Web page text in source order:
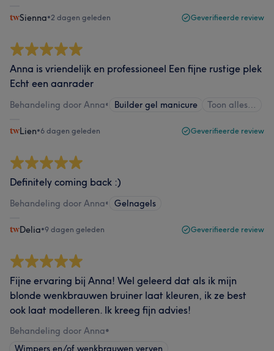
Sienna•2 dagen geleden Geverifieerde review
Anna is vriendelijk en professioneel Een fijne rustige plek
Echt een aanrader
Behandeling door Anna• Builder gel manicure Toon alles…
Lien•6 dagen geleden Geverifieerde review
Definitely coming back :)
Behandeling door Anna• Gelnagels
Delia•9 dagen geleden Geverifieerde review
Fijne ervaring bij Anna! Wel geleerd dat als ik mijn
blonde wenkbrauwen bruiner laat kleuren, ik ze best
ook laat modelleren. Ik kreeg fijn advies!
Behandeling door Anna•
Wimpers en/of wenkbrauwen verven